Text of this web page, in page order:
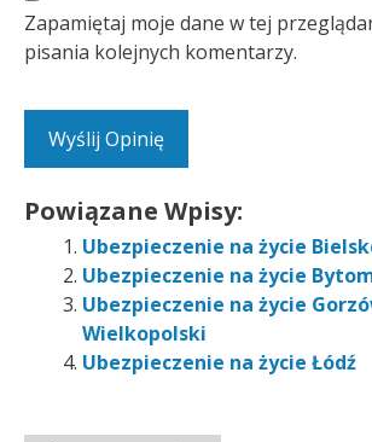
Zapamiętaj moje dane w tej
pisania kolejnych komentarzy.
Powiązane Wpisy:
Ubezpieczenie na życie
Ubezpieczenie na życie
Ubezpieczenie na życie
Wielkopolski
Ubezpieczenie na życie Łódź